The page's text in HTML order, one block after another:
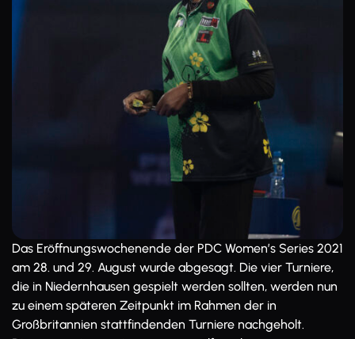
Das Eröffnungswochenende der PDC Women’s Series 2021
am 28. und 29. August wurde abgesagt. Die vier Turniere,
die in Niedernhausen gespielt werden sollten, werden nun
zu einem späteren Zeitpunkt im Rahmen der in
Großbritannien stattfindenden Turniere nachgeholt.